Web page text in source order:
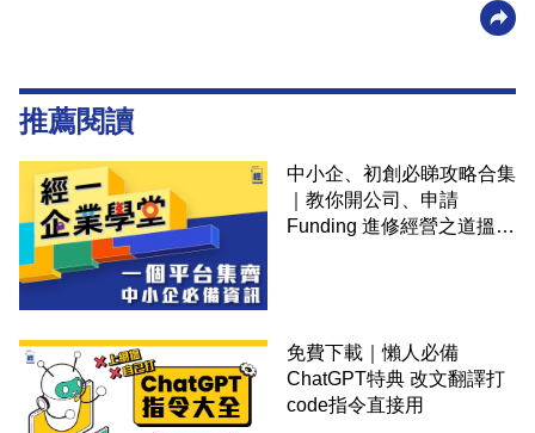
推薦閱讀
中小企、初創必睇攻略合集
｜教你開公司、申請
Funding 進修經營之道搵大
免費下載｜懶人必備
ChatGPT特典 改文翻譯打
code指令直接用